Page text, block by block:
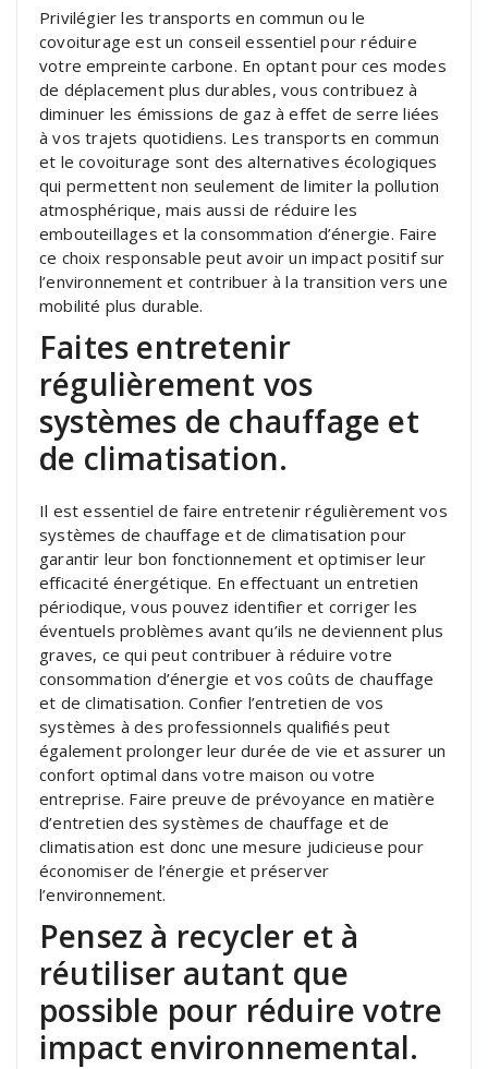
Privilégier les transports en commun ou le
covoiturage est un conseil essentiel pour réduire
votre empreinte carbone. En optant pour ces modes
de déplacement plus durables, vous contribuez à
diminuer les émissions de gaz à effet de serre liées
à vos trajets quotidiens. Les transports en commun
et le covoiturage sont des alternatives écologiques
qui permettent non seulement de limiter la pollution
atmosphérique, mais aussi de réduire les
embouteillages et la consommation d’énergie. Faire
ce choix responsable peut avoir un impact positif sur
l’environnement et contribuer à la transition vers une
mobilité plus durable.
Faites entretenir
régulièrement vos
systèmes de chauffage et
de climatisation.
Il est essentiel de faire entretenir régulièrement vos
systèmes de chauffage et de climatisation pour
garantir leur bon fonctionnement et optimiser leur
efficacité énergétique. En effectuant un entretien
périodique, vous pouvez identifier et corriger les
éventuels problèmes avant qu’ils ne deviennent plus
graves, ce qui peut contribuer à réduire votre
consommation d’énergie et vos coûts de chauffage
et de climatisation. Confier l’entretien de vos
systèmes à des professionnels qualifiés peut
également prolonger leur durée de vie et assurer un
confort optimal dans votre maison ou votre
entreprise. Faire preuve de prévoyance en matière
d’entretien des systèmes de chauffage et de
climatisation est donc une mesure judicieuse pour
économiser de l’énergie et préserver
l’environnement.
Pensez à recycler et à
réutiliser autant que
possible pour réduire votre
impact environnemental.